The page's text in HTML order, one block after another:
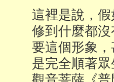
這裡是說，
修到什麼都
要這個形象
是完全順著